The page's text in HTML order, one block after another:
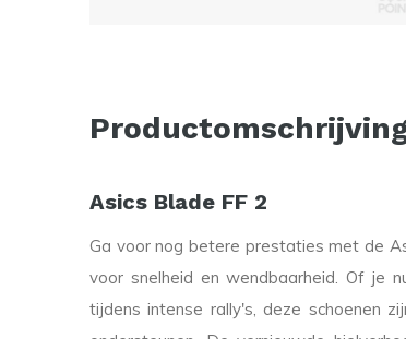
Asics Blade FF 2
Ga voor nog betere prestaties met de
voor snelheid en wendbaarheid. Of je
tijdens intense rally's, deze schoenen